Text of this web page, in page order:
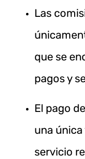
Las
que se
pagos y
El pago
una
servicio